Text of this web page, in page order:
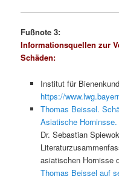
Fußnote 3:
Informationsquellen zur
Schäden:
Institut für
https://
Thomas Beissel.
Asiatische Horninsse.
Dr. Sebastian
asiatischen Hornisse
Thomas Beissel auf